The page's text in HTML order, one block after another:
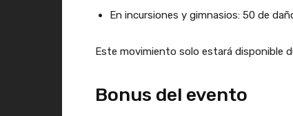
En incursiones y gimnasios: 50 de
Este movimiento solo estará disponible
Bonus del evento